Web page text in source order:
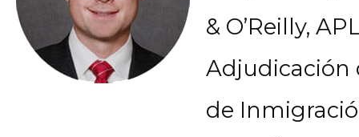
& O’Reilly,
Adjudicación
de